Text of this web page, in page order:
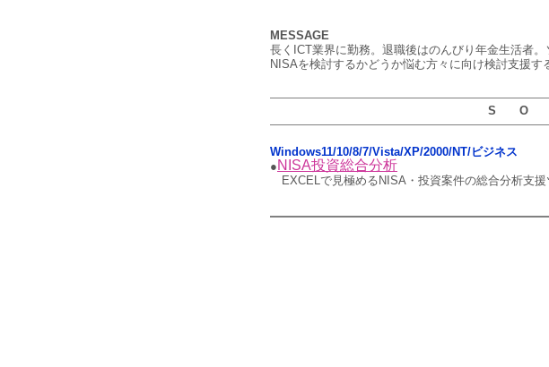
MESSAGE
長くICT業界に勤務。退職後はのんびり年金生活者
NISAを検討するかどうか悩む方々に向け検討支援
S O
Windows11/10/8/7/Vista/XP/2000/NT/ビジネス
● NISA投資総合分析
EXCELで見極めるNISA・投資案件の総合分析支